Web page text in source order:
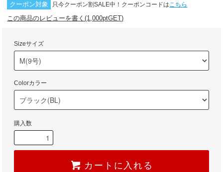
クーポン対象 只今クーポン割SALE中！クーポンコードはこちら
この商品のレビューを書く(1,000ptGET)
Sizeサイズ
Colorカラー
購入数
カートに入れる